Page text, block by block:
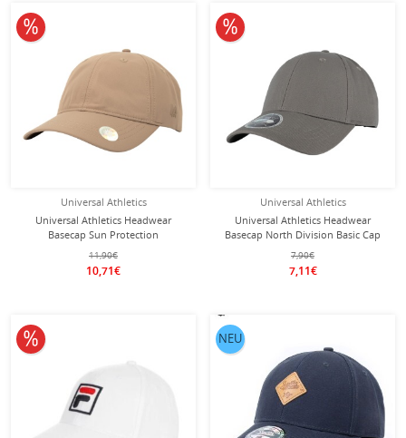
Universal Athletics
Universal Athletics Headwear
Basecap Sun Protection
Performance Cap khaki - 1 Stück
11,90€
10,71€
10% reduziert
Universal Athletics
Universal Athletics Headwear
Basecap North Division Basic Cap
olivegrün - 1 Stück
7,90€
7,11€
10% reduziert
10% reduziert NEU